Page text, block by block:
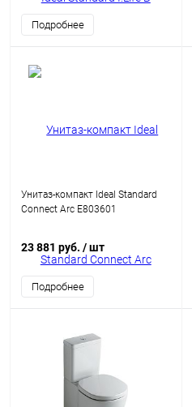
Подробнее
Унитаз-компакт Ideal Standard
Connect Arc E803601
23 881 руб. / шт
Подробнее